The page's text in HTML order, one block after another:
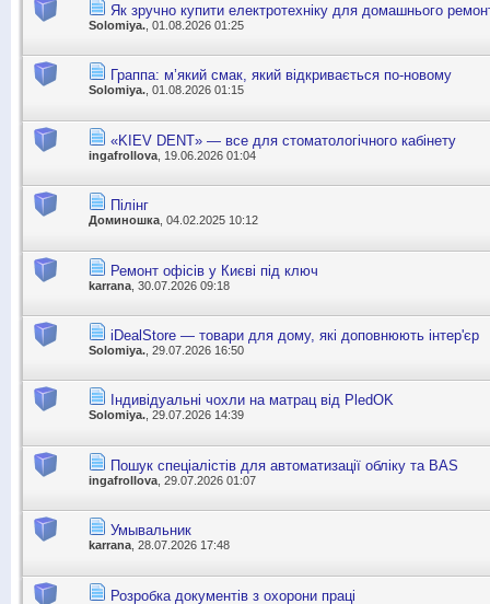
Як зручно купити електротехніку для домашнього
Solomiya. , 01.08.2026 01:25
Граппа: м’який смак, який відкривається по-новому
Solomiya. , 01.08.2026 01:15
«KIEV DENT» — все для стоматологічного кабінету
ingafrollova , 19.06.2026 01:04
Пілінг
Доминошка , 04.02.2025 10:12
Ремонт офісів у Києві під ключ
karrana , 30.07.2026 09:18
iDealStore — товари для дому, які доповнюють інтер'єр
Solomiya. , 29.07.2026 16:50
Індивідуальні чохли на матрац від PledOK
Solomiya., 29.07.2026 14:39
Пошук спеціалістів для автоматизації обліку та BAS
ingafrollova , 29.07.2026 01:07
Умывальник
karrana , 28.07.2026 17:48
Розробка документів з охорони праці